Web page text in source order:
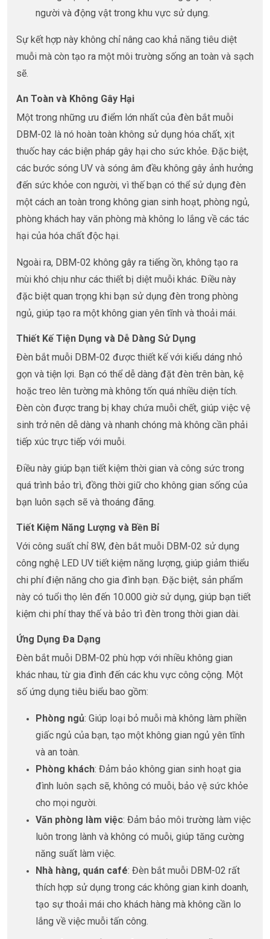
người và động vật trong khu vực sử dụng.
Sự kết hợp này không chỉ nâng cao khả năng tiêu diệt
muỗi mà còn tạo ra một môi trường sống an toàn và sạch
sẽ.
An Toàn và Không Gây Hại
Một trong những ưu điểm lớn nhất của đèn bắt muỗi
DBM-02 là nó hoàn toàn không sử dụng hóa chất, xịt
thuốc hay các biện pháp gây hại cho sức khỏe. Đặc biệt,
các bước sóng UV và sóng âm đều không gây ảnh hưởng
đến sức khỏe con người, vì thế bạn có thể sử dụng đèn
một cách an toàn trong không gian sinh hoạt, phòng ngủ,
phòng khách hay văn phòng mà không lo lắng về các tác
hại của hóa chất độc hại.
Ngoài ra, DBM-02 không gây ra tiếng ồn, không tạo ra
mùi khó chịu như các thiết bị diệt muỗi khác. Điều này
đặc biệt quan trọng khi bạn sử dụng đèn trong phòng
ngủ, giúp tạo ra một không gian yên tĩnh và thoải mái.
Thiết Kế Tiện Dụng và Dễ Dàng Sử Dụng
Đèn bắt muỗi DBM-02 được thiết kế với kiểu dáng nhỏ
gọn và tiện lợi. Bạn có thể dễ dàng đặt đèn trên bàn, kệ
hoặc treo lên tường mà không tốn quá nhiều diện tích.
Đèn còn được trang bị khay chứa muỗi chết, giúp việc vệ
sinh trở nên dễ dàng và nhanh chóng mà không cần phải
tiếp xúc trực tiếp với muỗi.
Điều này giúp bạn tiết kiệm thời gian và công sức trong
quá trình bảo trì, đồng thời giữ cho không gian sống của
bạn luôn sạch sẽ và thoáng đãng.
Tiết Kiệm Năng Lượng và Bền Bỉ
Với công suất chỉ 8W, đèn bắt muỗi DBM-02 sử dụng
công nghệ LED UV tiết kiệm năng lượng, giúp giảm thiểu
chi phí điện năng cho gia đình bạn. Đặc biệt, sản phẩm
này có tuổi thọ lên đến 10.000 giờ sử dụng, giúp bạn tiết
kiệm chi phí thay thế và bảo trì đèn trong thời gian dài.
Ứng Dụng Đa Dạng
Đèn bắt muỗi DBM-02 phù hợp với nhiều không gian
khác nhau, từ gia đình đến các khu vực công cộng. Một
số ứng dụng tiêu biểu bao gồm:
Phòng ngủ: Giúp loại bỏ muỗi mà không làm phiền
giấc ngủ của bạn, tạo một không gian ngủ yên tĩnh
và an toàn.
Phòng khách: Đảm bảo không gian sinh hoạt gia
đình luôn sạch sẽ, không có muỗi, bảo vệ sức khỏe
cho mọi người.
Văn phòng làm việc: Đảm bảo môi trường làm việc
luôn trong lành và không có muỗi, giúp tăng cường
năng suất làm việc.
Nhà hàng, quán café: Đèn bắt muỗi DBM-02 rất
thích hợp sử dụng trong các không gian kinh doanh,
tạo sự thoải mái cho khách hàng mà không cần lo
lắng về việc muỗi tấn công.